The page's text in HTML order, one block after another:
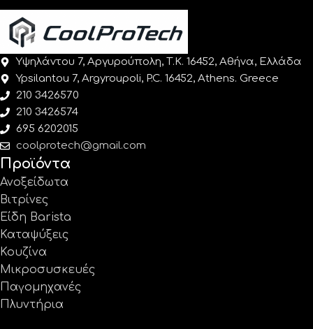
Υψηλάντου 7, Αργυρούπολη, Τ.Κ. 16452, Αθήνα, Ελλάδα
Ypsilantou 7, Argyroupoli, P.C. 16452, Athens. Greece
210 3426570
210 3426574
695 6202015
coolprotech@gmail.com
Προϊόντα
Ανοξείδωτα
Βιτρίνες
Είδη Barista
Καταψύξεις
Κουζίνα
Μικροσυσκευές
Παγομηχανές
Πλυντήρια